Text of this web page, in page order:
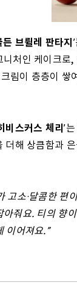
든 브륄레 판타지
니처인 케이크로
림이 층층이 쌓
비스커스 체리’
더해 상큼함과
고소·달콤한 편
아줘요. 티의 향
이어져요.”